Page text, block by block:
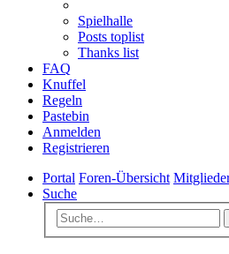
Spielhalle
Posts toplist
Thanks list
FAQ
Knuffel
Regeln
Pastebin
Anmelden
Registrieren
Portal Foren-Übersicht
Suche